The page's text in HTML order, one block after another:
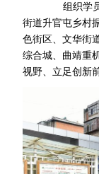
组织学员
街道升官屯乡村
色街区、文华街
综合城、曲靖重
视野、立足创新